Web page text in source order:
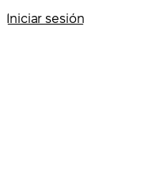
Iniciar sesión